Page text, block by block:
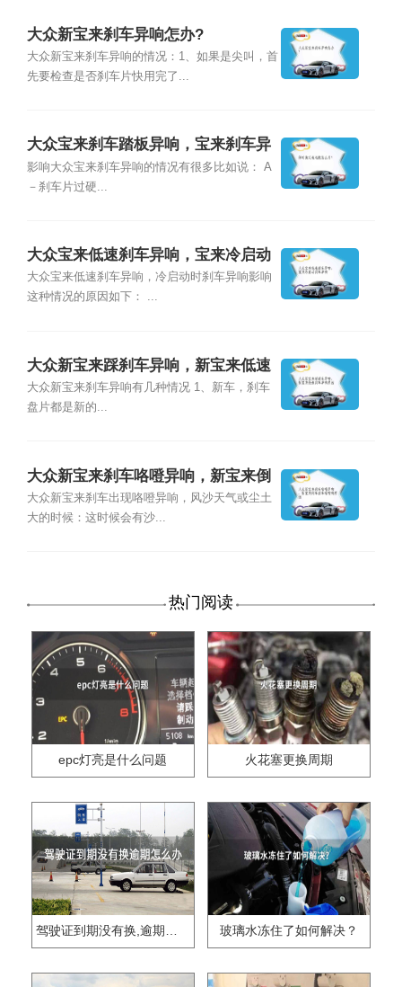
大众新宝来刹车异响怎办?
大众新宝来刹车异响的情况：1、如果是尖叫，首
先要检查是否刹车片快用完了...
大众宝来刹车踏板异响，宝来刹车异
响咯噔一声
影响大众宝来刹车异响的情况有很多比如说： A
－刹车片过硬...
大众宝来低速刹车异响，宝来冷启动
刹车异响
大众宝来低速刹车异响，冷启动时刹车异响影响
这种情况的原因如下： ...
大众新宝来踩刹车异响，新宝来低速
刹车异响原因
大众新宝来刹车异响有几种情况 1、新车，刹车
盘片都是新的...
大众新宝来刹车咯噔异响，新宝来倒
车刹车咯噔响原因
大众新宝来刹车出现咯噔异响，风沙天气或尘土
大的时候：这时候会有沙...
热门阅读
epc灯亮是什么问题 火花塞更换周期
驾驶证到期没有换,逾期怎么办?? 玻璃水冻住了如何解决？